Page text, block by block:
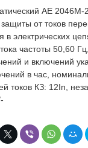
АЕ
от токов
в электрических
частоты 50,60
и включений
в час,
токов КЗ: 12In,